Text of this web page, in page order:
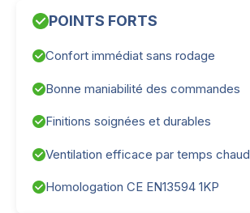
POINTS FORTS
Confort immédiat sans rodage
Bonne maniabilité des commandes
Finitions soignées et durables
Ventilation efficace par temps chaud
Homologation CE EN13594 1KP